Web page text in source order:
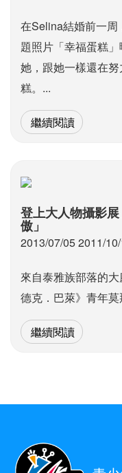
在Selina結婚前一周
題照片「幸福蛋糕
她，跟她一樣還在
糕。...
繼續閱讀
登上大人物攝影
傲」
2013/07/05 2011/10/
來自泰雅族部落的
德克．巴萊》青年
繼續閱讀